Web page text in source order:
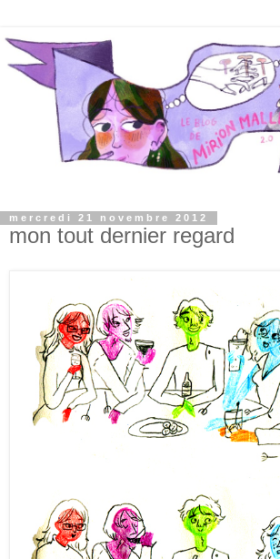
mercredi 21 novembre 2012
mon tout dernier regard